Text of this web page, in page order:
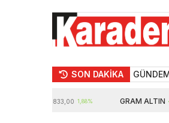
SON DAKİKA
1,88% GRAM ALTIN